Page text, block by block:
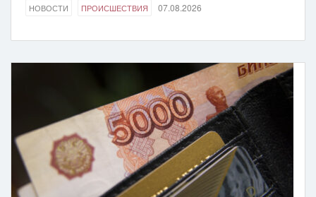
НОВОСТИ ПРОИСШЕСТВИЯ 07.08.2026